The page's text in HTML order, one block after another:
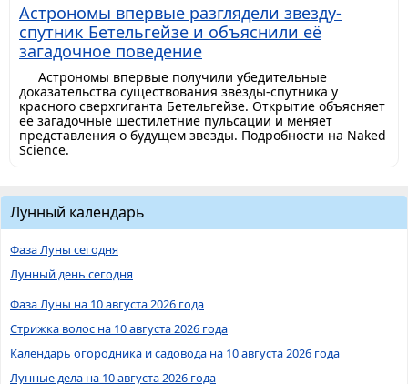
Астрономы впервые разглядели звезду-
спутник Бетельгейзе и объяснили её
загадочное поведение
Астрономы впервые получили убедительные
доказательства существования звезды-спутника у
красного сверхгиганта Бетельгейзе. Открытие объясняет
её загадочные шестилетние пульсации и меняет
представления о будущем звезды. Подробности на Naked
Science.
Лунный календарь
Фаза Луны сегодня
Лунный день сегодня
Фаза Луны на 10 августа 2026 года
Стрижка волос на 10 августа 2026 года
Календарь огородника и садовода на 10 августа 2026 года
Лунные дела на 10 августа 2026 года